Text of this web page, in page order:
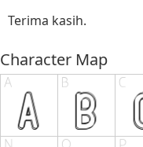
Terima kasih.
Character Map